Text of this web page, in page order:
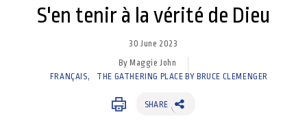
S'en tenir à la vérité de Dieu
30 June 2023
By Maggie John
FRANÇAIS
THE GATHERING PLACE BY BRUCE CLEMENGER
SHARE